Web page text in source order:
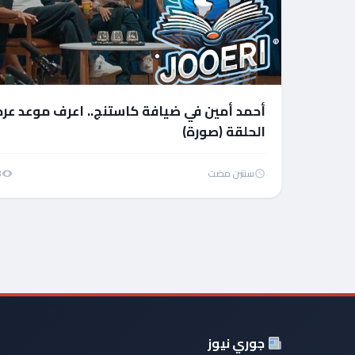
أحمد أمين في ضيافة كاستنج.. اعرف موعد
الحلقة (صورة)
سنتين مضت
جوري نيوز